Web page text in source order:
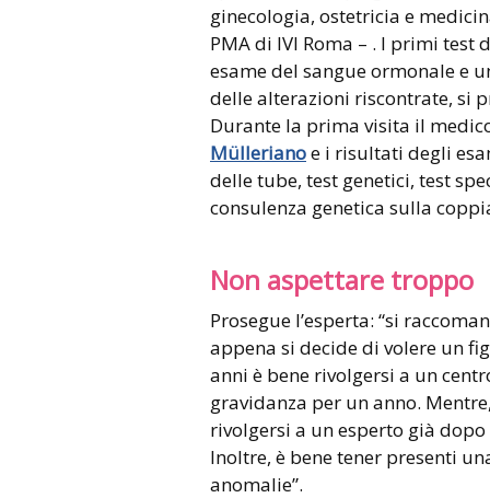
ginecologia, ostetricia e
PMA di IVI Roma – . I primi test
esame del sangue ormonale e
delle alterazioni riscontrate, si
Durante la prima visita il
Müllerianoe i risultati degli
delle tube, test genetici, test
consulenza genetica sulla
Non aspettare troppo
Prosegue l’esperta: “si
appena si decide di volere un
anni è bene rivolgersi a un
gravidanza per un anno.
rivolgersi a un esperto già
Inoltre, è bene tener presenti
anomalie”.